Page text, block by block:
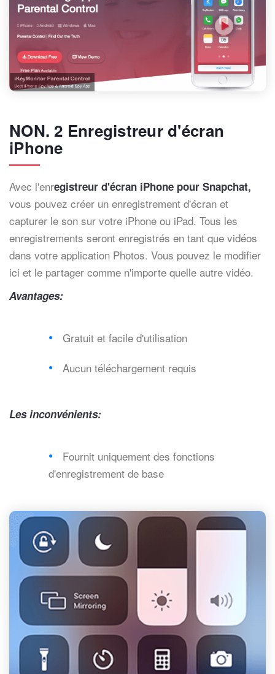
NON. 2 Enregistreur d'écran
iPhone
Avec l'enregistreur d'écran iPhone pour Snapchat,
vous pouvez créer un enregistrement d'écran et
capturer le son sur votre iPhone ou iPad. Tous les
enregistrements seront enregistrés en tant que vidéos
dans votre application Photos. Vous pouvez le modifier
ici et le partager comme n'importe quelle autre vidéo.
Avantages:
Gratuit et facile d'utilisation
Aucun téléchargement requis
Les inconvénients:
Fournit uniquement des fonctions
d'enregistrement de base